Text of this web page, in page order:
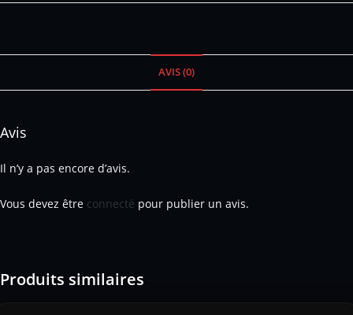
AVIS (0)
Avis
Il n’y a pas encore d’avis.
Vous devez être connecté pour publier un avis.
Produits similaires